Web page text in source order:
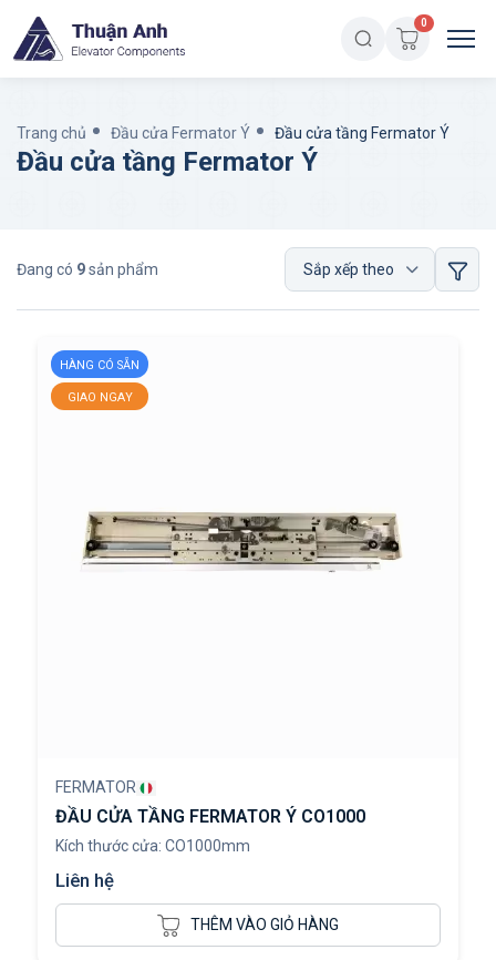
0
Trang chủ Đầu cửa Fermator Ý Đầu cửa tầng Fermator Ý
Đầu cửa tầng Fermator Ý
Đang có 9sản phẩm
HÀNG CÓ SẴN
GIAO NGAY
FERMATOR
ĐẦU CỬA TẦNG FERMATOR Ý CO1000
Kích thước cửa: CO1000mm
Liên hệ
THÊM VÀO GIỎ HÀNG